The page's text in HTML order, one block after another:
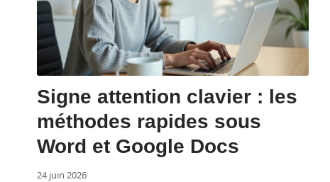
Signe attention clavier : les
méthodes rapides sous
Word et Google Docs
24 juin 2026